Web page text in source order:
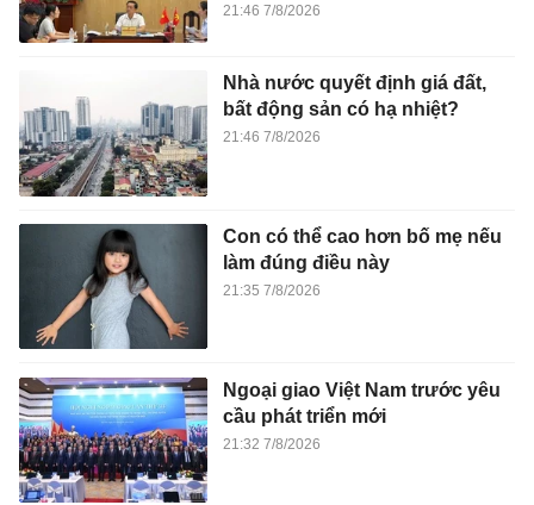
21:46 7/8/2026
Nhà nước quyết định giá đất,
bất động sản có hạ nhiệt?
21:46 7/8/2026
Con có thể cao hơn bố mẹ nếu
làm đúng điều này
21:35 7/8/2026
Ngoại giao Việt Nam trước yêu
cầu phát triển mới
21:32 7/8/2026